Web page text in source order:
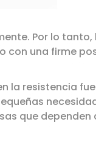
Por lo tanto,
con una firme
la resistencia
que dependen